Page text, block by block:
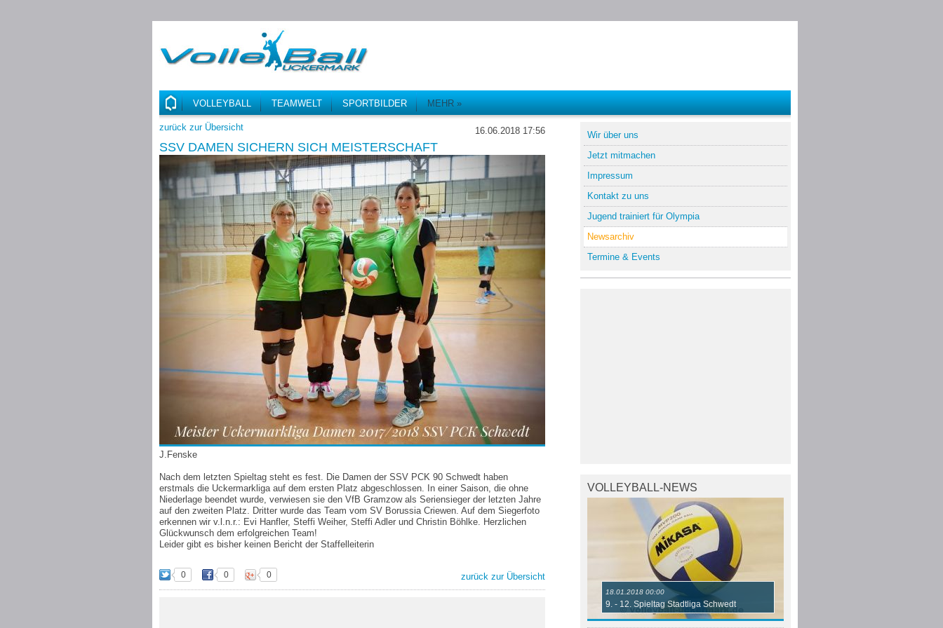
VOLLEYBALL TEAMWELT SPORTBILDER MEHR »
zurück zur Übersicht 16.06.2018 17:56
SSV DAMEN SICHERN SICH MEISTERSCHAFT
J.Fenske
Nach dem letzten Spieltag steht es fest. Die Damen der SSV PCK 90 Schwedt haben
erstmals die Uckermarkliga auf dem ersten Platz abgeschlossen. In einer Saison, die ohne
Niederlage beendet wurde, verwiesen sie den VfB Gramzow als Seriensieger der letzten Jahre
auf den zweiten Platz. Dritter wurde das Team vom SV Borussia Criewen. Auf dem Siegerfoto
erkennen wir v.l.n.r.: Evi Hanfler, Steffi Weiher, Steffi Adler und Christin Böhlke. Herzlichen
Glückwunsch dem erfolgreichen Team!
Leider gibt es bisher keinen Bericht der Staffelleiterin
0 0 0 zurück zur Übersicht
Wir über uns
Jetzt mitmachen
Impressum
Kontakt zu uns
Jugend trainiert für Olympia
Newsarchiv
Termine & Events
VOLLEYBALL-NEWS
18.01.2018 00:00
9. - 12. Spieltag Stadtliga Schwedt